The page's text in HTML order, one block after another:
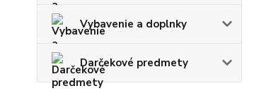
Vybavenie a doplnky
Darčekové predmety